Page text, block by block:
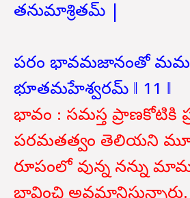
తనుమాశ్రితమ్ |
పరం భావమజానంతో మమ
భూతమహేశ్వరమ్ ‖ 11 ‖
భావం : సమస్త ప్రాణకోటికి
పరమతత్వం తెలియని
రూపంలో వున్న నన్ను